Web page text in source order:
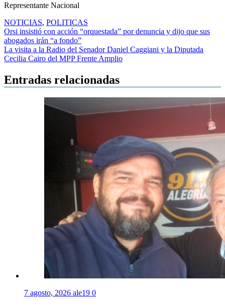
Representante Nacional
NOTICIAS, POLITICAS
Navegación
de
entradas
Orsi insistió con acción “orquestada” por denuncia y dijo que sus
abogados irán “a fondo”
La visita a la Radio del Senador Daniel Caggiani y la Diputada
Cecilia Cairo del MPP Frente Amplio
Entradas relacionadas
7 agosto, 2026 ale19 0